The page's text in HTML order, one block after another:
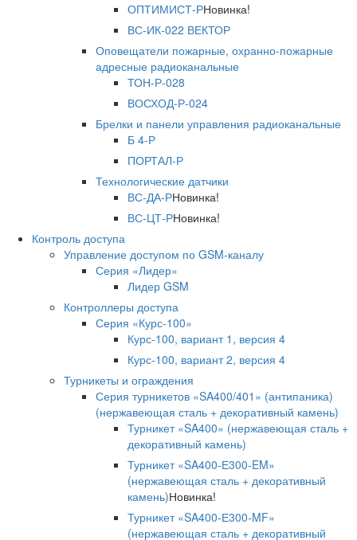
ОПТИМИСТ-РНовинка!
ВС-ИК-022 ВЕКТОР
Оповещатели пожарные, охранно-пожарные
адресные радиоканальные
ТОН-Р-028
ВОСХОД-Р-024
Брелки и панели управления радиоканальные
Б 4-Р
ПОРТАЛ-Р
Технологические датчики
ВС-ДА-РНовинка!
ВС-ЦТ-РНовинка!
Контроль доступа
Управление доступом по GSM-каналу
Серия «Лидер»
Лидер GSM
Контроллеры доступа
Серия «Курс-100»
Курс-100, вариант 1, версия 4
Курс-100, вариант 2, версия 4
Турникеты и ограждения
Серия турникетов «SA400/401» (антипаника)
(нержавеющая сталь + декоративный камень)
Турникет «SA400» (нержавеющая сталь +
декоративный камень)
Турникет «SA400-Е300-EM»
(нержавеющая сталь + декоративный
камень)Новинка!
Турникет «SA400-Е300-MF»
(нержавеющая сталь + декоративный